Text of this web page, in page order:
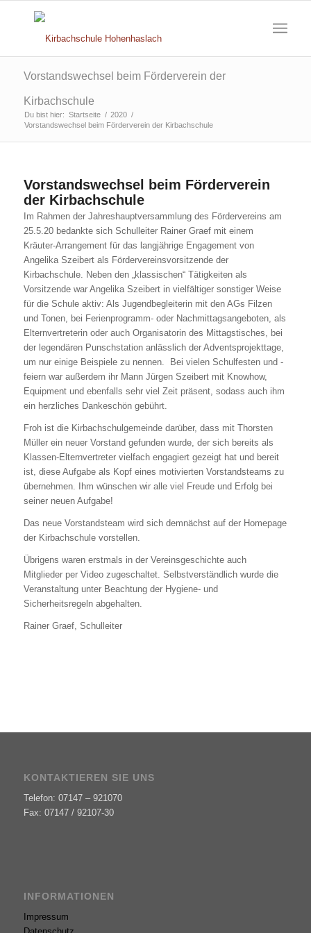
Vorstandswechsel beim Förderverein der
Kirbachschule
Du bist hier: Startseite / 2020 /
Vorstandswechsel beim Förderverein der Kirbachschule
Vorstandswechsel beim Förderverein
der Kirbachschule
Im Rahmen der Jahreshauptversammlung des Fördervereins am
25.5.20 bedankte sich Schulleiter Rainer Graef mit einem
Kräuter-Arrangement für das langjährige Engagement von
Angelika Szeibert als Fördervereinsvorsitzende der
Kirbachschule. Neben den „klassischen“ Tätigkeiten als
Vorsitzende war Angelika Szeibert in vielfältiger sonstiger Weise
für die Schule aktiv: Als Jugendbegleiterin mit den AGs Filzen
und Tonen, bei Ferienprogramm- oder Nachmittagsangeboten, als
Elternvertreterin oder auch Organisatorin des Mittagstisches, bei
der legendären Punschstation anlässlich der Adventsprojekttage,
um nur einige Beispiele zu nennen. Bei vielen Schulfesten und -
feiern war außerdem ihr Mann Jürgen Szeibert mit Knowhow,
Equipment und ebenfalls sehr viel Zeit präsent, sodass auch ihm
ein herzliches Dankeschön gebührt.
Froh ist die Kirbachschulgemeinde darüber, dass mit Thorsten
Müller ein neuer Vorstand gefunden wurde, der sich bereits als
Klassen-Elternvertreter vielfach engagiert gezeigt hat und bereit
ist, diese Aufgabe als Kopf eines motivierten Vorstandsteams zu
übernehmen. Ihm wünschen wir alle viel Freude und Erfolg bei
seiner neuen Aufgabe!
Das neue Vorstandsteam wird sich demnächst auf der Homepage
der Kirbachschule vorstellen.
Übrigens waren erstmals in der Vereinsgeschichte auch
Mitglieder per Video zugeschaltet. Selbstverständlich wurde die
Veranstaltung unter Beachtung der Hygiene- und
Sicherheitsregeln abgehalten.
Rainer Graef, Schulleiter
KONTAKTIEREN SIE UNS
Telefon: 07147 – 921070
Fax: 07147 / 92107-30
INFORMATIONEN
Impressum